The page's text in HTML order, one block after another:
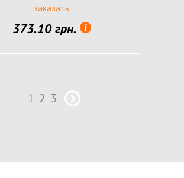
заказать
373.10 грн.
1 2 3